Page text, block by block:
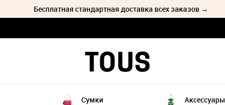
Бесплатная стандартная доставка всех заказов →
Сумки Аксессуары